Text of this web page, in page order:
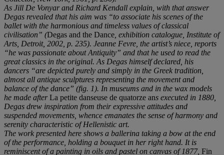
As Jill De Vonyar and Richard Kendall explain, with that answer
Degas revealed that his aim was “to associate his scenes of the
ballet with the harmonious and timeless values of classical
civilisation” (Degas and the Dance , exhibition catalogue, Institute of
Arts, Detroit, 2002, p. 235). Jeanne Fevre, the artist’s niece, reports
“he was passionate about Antiquity” and that he used to read the
great classics in the original. As Degas himself declared, his
dancers “are depicted purely and simply in the Greek tradition,
almost all antique sculptures representing the movement and
balance of the dance” (fig. 1). In museums and in the wax models
he made afterLa petite danseuse de quatorze ans executed in 1880,
Degas drew inspiration from their expressive attitudes and
suspended movements, whence emanates the sense of harmony and
serenity characteristic of Hellenistic art.
The work presented here shows a ballerina taking a bow at the end
of the performance, holding a bouquet in her right hand. It is
reminiscent of a painting in oils and pastel on canvas of 1877, Fin